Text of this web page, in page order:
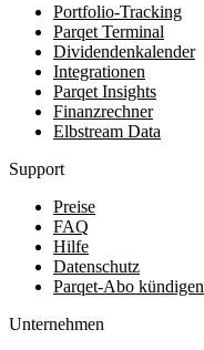
Portfolio-Tracking
Parqet Terminal
Dividendenkalender
Integrationen
Parqet Insights
Finanzrechner
Elbstream Data
Support
Preise
FAQ
Hilfe
Datenschutz
Parqet-Abo kündigen
Unternehmen